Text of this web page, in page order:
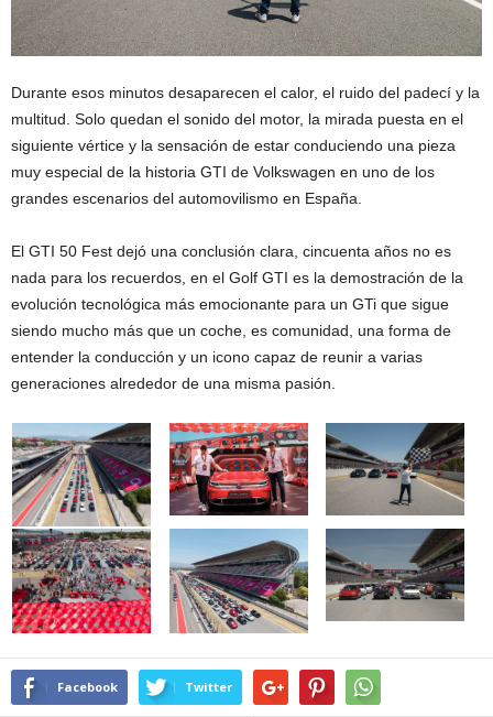
Durante esos minutos desaparecen el calor, el ruido del padecí y la
multitud. Solo quedan el sonido del motor, la mirada puesta en el
siguiente vértice y la sensación de estar conduciendo una pieza
muy especial de la historia GTI de Volkswagen en uno de los
grandes escenarios del automovilismo en España.
El GTI 50 Fest dejó una conclusión clara, cincuenta años no es
nada para los recuerdos, en el Golf GTI es la demostración de la
evolución tecnológica más emocionante para un GTi que sigue
siendo mucho más que un coche, es comunidad, una forma de
entender la conducción y un icono capaz de reunir a varias
generaciones alrededor de una misma pasión.
Facebook Twitter